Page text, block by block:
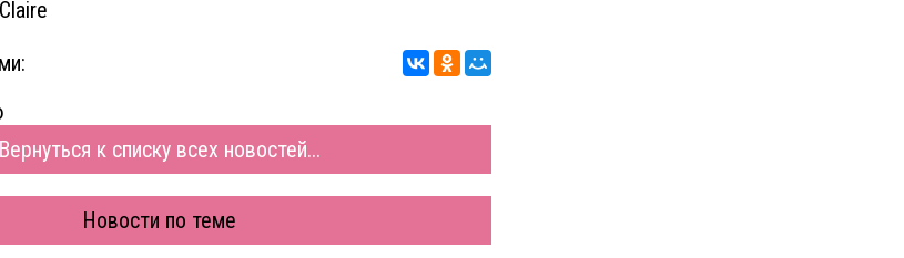
Вернуться к списку всех новостей...
Новости по теме